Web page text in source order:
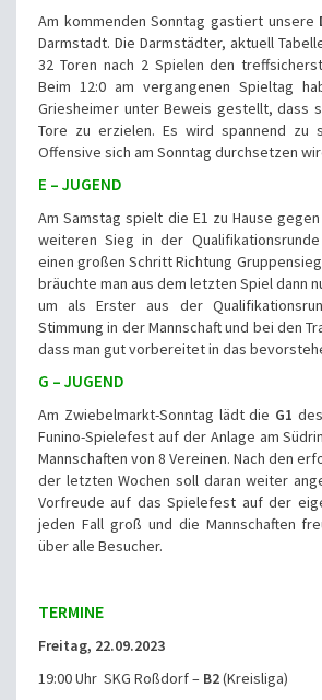
Am kommenden Sonntag gastiert unsere
Darmstadt. Die Darmstädter, aktuell
32 Toren nach 2 Spielen den
Beim 12:0 am vergangenen Spieltag
Griesheimer unter Beweis gestellt, dass
Tore zu erzielen. Es wird spannend zu
Offensive sich am Sonntag durchsetzen
E – JUGEND
Am Samstag spielt die E1 zu Hause
weiteren Sieg in der
einen großen Schritt Richtung
bräuchte man aus dem letzten Spiel dann
um als Erster aus der
Stimmung in der Mannschaft und bei den
dass man gut vorbereitet in das
G – JUGEND
Am Zwiebelmarkt-Sonntag lädt die G1
Funino-Spielefest auf der Anlage am
Mannschaften von 8 Vereinen. Nach den
der letzten Wochen soll daran weiter
Vorfreude auf das Spielefest auf der
jeden Fall groß und die Mannschaften
über alle Besucher.
TERMINE
Freitag, 22.09.2023
19:00 Uhr SKG Roßdorf – B2(Kreisliga)